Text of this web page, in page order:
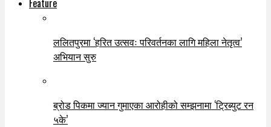
Feature
ललितपुरमा ‘हरित उत्सवः परिवर्तनका लागि महिला नेतृत्व’
अभियान सुरु
ब्रोड पिकमा ज्यान गुमाएका आरोहीको सम्झनामा ‘ट्रिब्युट रन
५के’